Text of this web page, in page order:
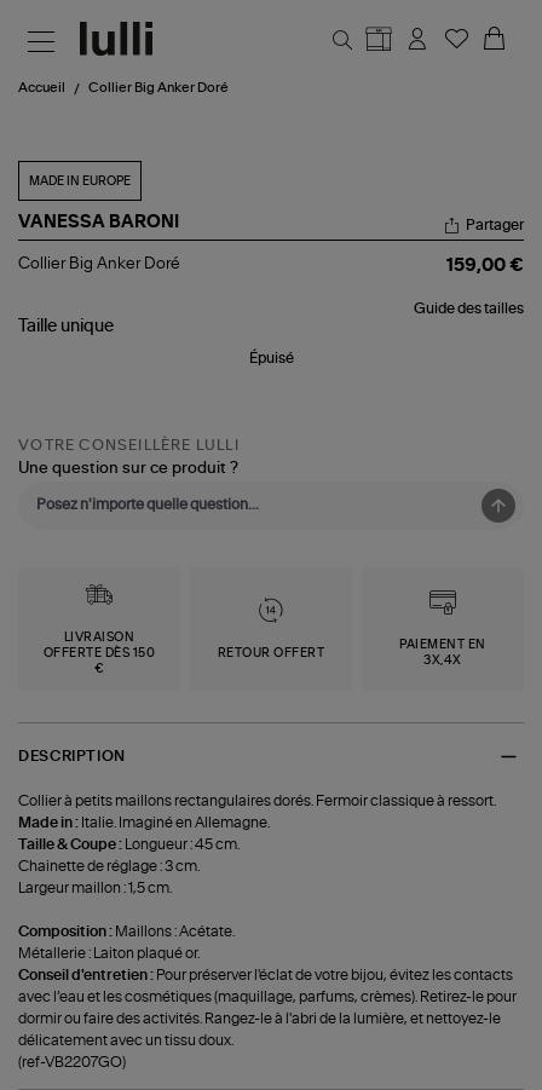
Accueil Collier Big Anker Doré
MADE IN EUROPE
VANESSA BARONI
Collier
Doré
Partager
Collier Big Anker Doré 159,00 €
Guide des tailles
Taille unique
Épuisé
VOTRE CONSEILLÈRE LULLI
Une question sur ce produit ?
LIVRAISON
OFFERTE DÈS 150
€
RETOUR OFFERT
PAIEMENT EN
3X,4X
DESCRIPTION
Collier à petits maillons rectangulaires dorés. Fermoir classique à ressort.
Made in : Italie. Imaginé en Allemagne.
Taille & Coupe :
Longueur : 45 cm.
Chainette de réglage : 3 cm.
Largeur maillon : 1,5 cm.
Composition : Maillons : Acétate.
Métallerie : Laiton plaqué or.
Conseil d'entretien : Pour préserver l'éclat de votre bijou, évitez les contacts
avec l’eau et les cosmétiques (maquillage, parfums, crèmes). Retirez-le pour
dormir ou faire des activités. Rangez-le à l'abri de la lumière, et nettoyez-le
délicatement avec un tissu doux.
(ref-VB2207GO)